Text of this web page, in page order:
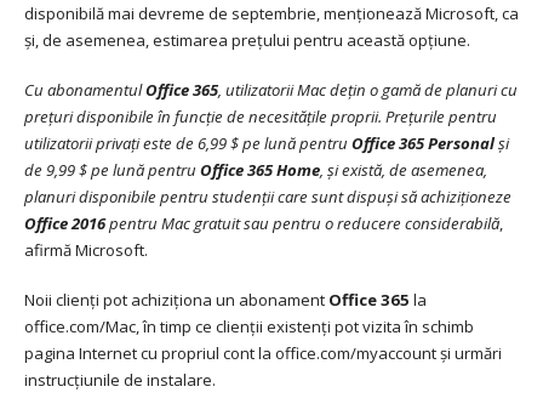
disponibilă mai devreme de septembrie, menționează Microsoft, ca
și, de asemenea, estimarea prețului pentru această opțiune.
Cu abonamentulOffice 365, utilizatorii Mac dețin o gamă de planuri cu
prețuri disponibile în funcție de necesitățile proprii. Prețurile pentru
utilizatorii privați este de 6,99 $ pe lună pentru Office 365 Personalși
de 9,99 $ pe lună pentru Office 365 Home, și există, de asemenea,
planuri disponibile pentru studenții care sunt dispuși să achiziționeze
Office 2016pentru Mac gratuit sau pentru o reducere considerabilă,
afirmă Microsoft.
Noii clienți pot achiziționa un abonament Office 365 la
office.com/Mac, în timp ce clienții existenți pot vizita în schimb
pagina Internet cu propriul cont la office.com/myaccount și urmări
instrucțiunile de instalare.